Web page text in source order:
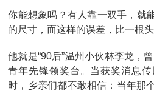
你能想象吗？有人靠一双手，就
的尺寸，而这样的误差，比一根头
他就是“90后”温州小伙林李龙，
青年先锋领奖台。当获奖消息
时，乡亲们都不敢相信：当年那